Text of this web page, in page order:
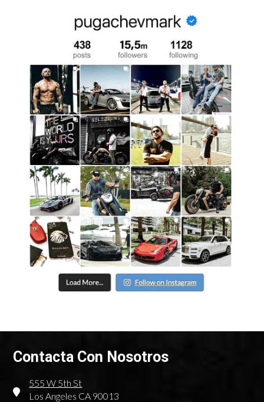
Contacta Con Nosotros
555 W 5th St
Los Angeles CA 90013